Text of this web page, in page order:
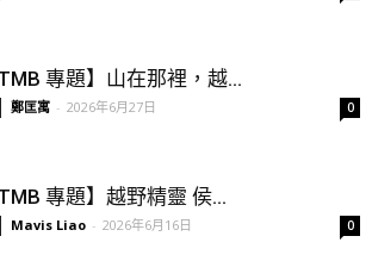
專題】山在那裡，越...
鄭匡寓 - 2026年6月27日 0
專題】越野精靈 侯...
Mavis Liao - 2026年6月16日 0